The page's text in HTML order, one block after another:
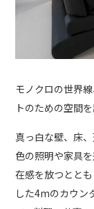
モノクロの世界
トのための空間
真っ白な壁、床
色の照明や家具
在感を放つとと
した4mのカウン